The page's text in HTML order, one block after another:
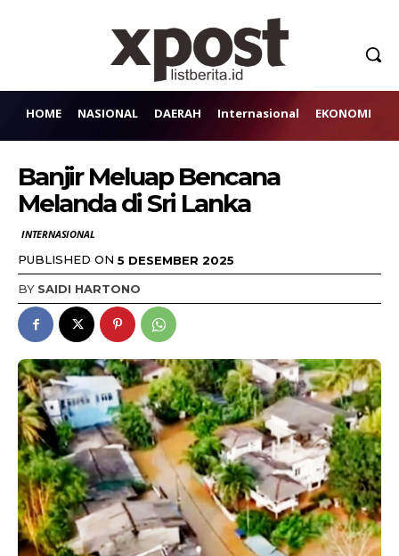
HOME NASIONAL DAERAH Internasional EKONOMI
Banjir Meluap Bencana
Melanda di Sri Lanka
INTERNASIONAL
PUBLISHED ON 5 DESEMBER 2025
BY SAIDI HARTONO